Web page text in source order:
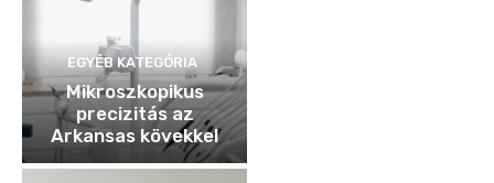
EGYÉB KATEGÓRIA
Mikroszkopikus
precizitás az
Arkansas kövekkel